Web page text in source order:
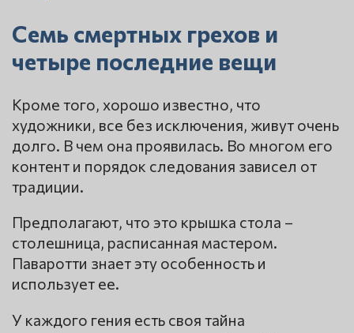
Семь смертных грехов и
четыре последние вещи
Кроме того, хорошо известно, что
художники, все без исключения, живут очень
долго. В чем она проявилась. Во многом его
контент и порядок следования зависел от
традиции.
Предполагают, что это крышка стола –
столешница, расписанная мастером.
Паваротти знает эту особенность и
использует ее.
У каждого гения есть своя тайна